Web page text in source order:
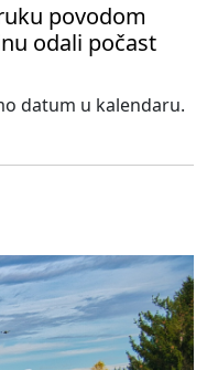
povodom
odali počast
datum u kalendaru.